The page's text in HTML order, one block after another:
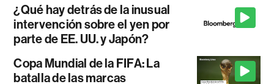
¿Qué hay detrás de la inusual
intervención sobre el yen por
parte de EE. UU. y Japón?
Copa Mundial de la FIFA: La
batalla de las marcas